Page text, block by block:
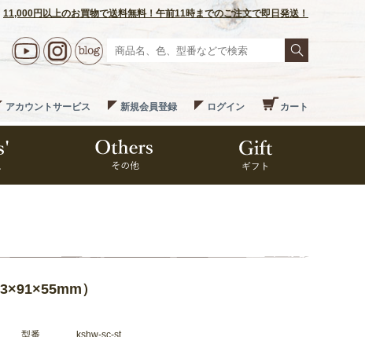
11,000円以上のお買物で送料無料！午前11時までのご注文で即日発送！
アカウントサービス 新規会員登録 ログイン カート
）
型番
kshw-sc-st